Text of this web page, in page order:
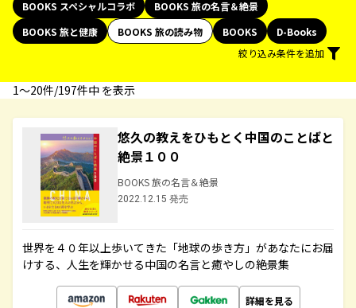
BOOKS スペシャルコラボ
BOOKS 旅の名言＆絶景
BOOKS 旅と健康
BOOKS 旅の読み物 BOOKS
D-Books
絞り込み条件を追加
1〜20件/197件中 を表示
悠久の教えをひもとく中国のことばと
絶景１００
BOOKS 旅の名言＆絶景
2022.12.15 発売
世界を４０年以上歩いてきた「地球の歩き方」があなたにお届
けする、人生を輝かせる中国の名言と癒やしの絶景集
詳細を見る